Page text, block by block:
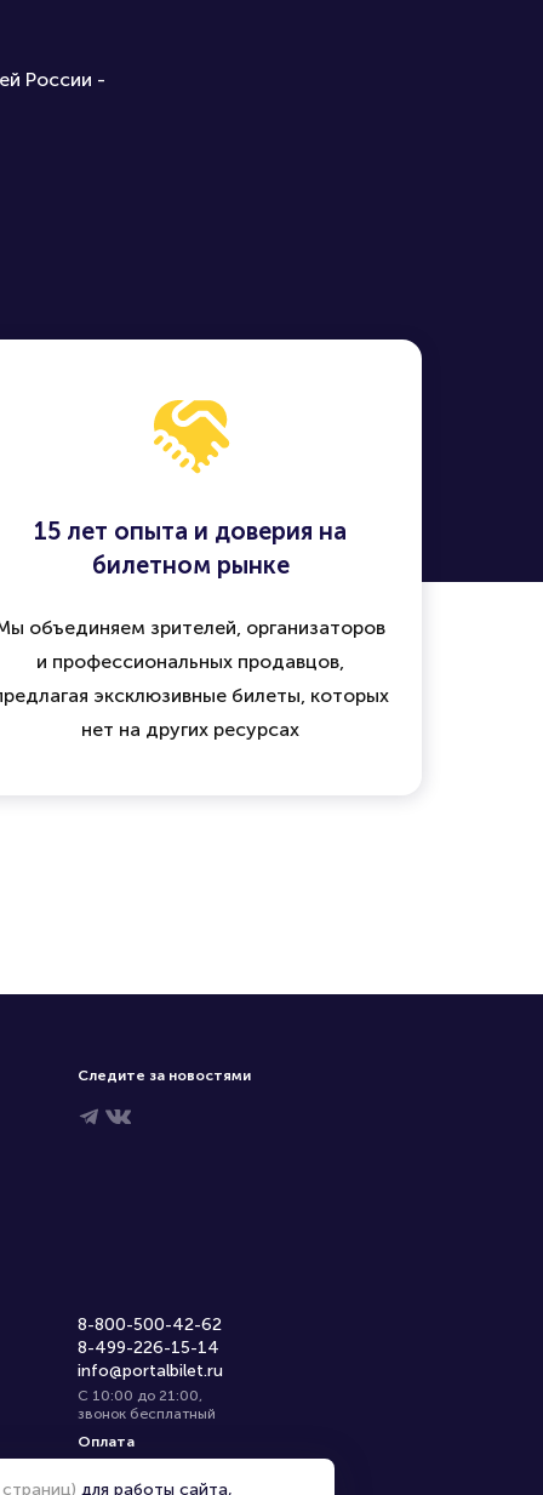
России -
15 лет опыта и доверия на
билетном рынке
объединяем зрителей, организаторов
и профессиональных продавцов,
эксклюзивные билеты, которых
нет на других ресурсах
Следите за новостями
8-800-500-42-62
8-499-226-15-14
info@portalbilet.ru
С 10:00 до 21:00,
звонок бесплатный
Оплата
для работы сайта,